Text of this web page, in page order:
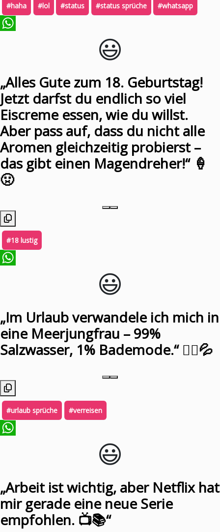
#haha #lol #status #status sprüche #whatsapp
😃️
„Alles Gute zum 18. Geburtstag!
Jetzt darfst du endlich so viel
Eiscreme essen, wie du willst.
Aber pass auf, dass du nicht alle
Aromen gleichzeitig probierst –
das gibt einen Magendreher!“ 🍦
🤢
#18 lustig
😃️
„Im Urlaub verwandele ich mich in
eine Meerjungfrau – 99%
Salzwasser, 1% Bademode.“ 🧜‍♀️💦
#urlaub sprüche #verreisen
😃️
„Arbeit ist wichtig, aber Netflix hat
mir gerade eine neue Serie
empfohlen. 📺📚“